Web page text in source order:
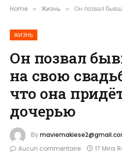
Home » Жизнь » Он позвал бывшую жену на
ЖИЗНЬ
Он позвал
на свою
что она
дочерью
By
Aucun commentaire
17 Mins